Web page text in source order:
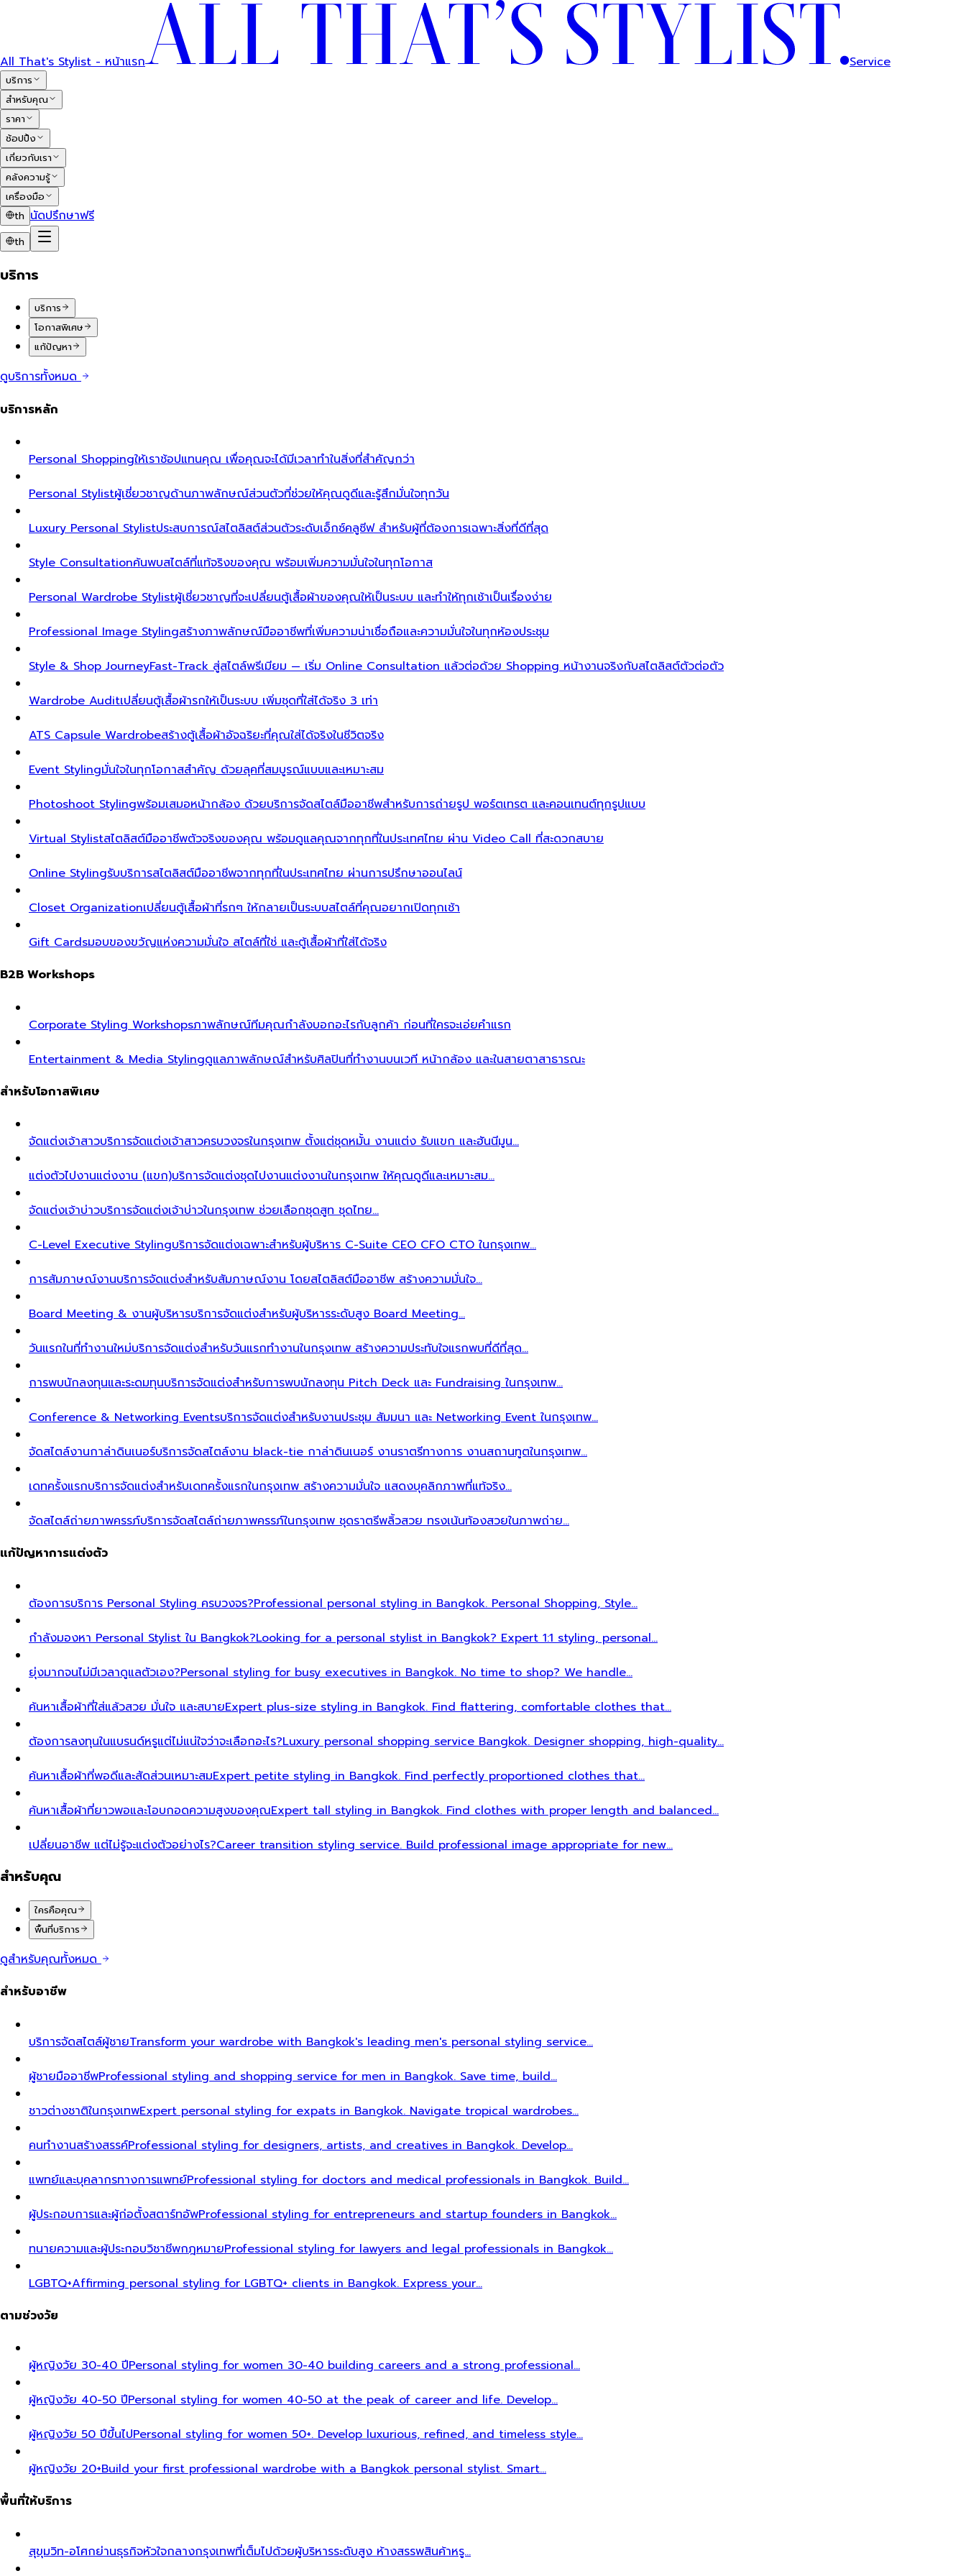
All That's Stylist - หน้าแรก Service
บริการ
สำหรับคุณ
ราคา
ช้อปปิ้ง
เกี่ยวกับเรา
คลังความรู้
เครื่องมือ
th นัดปรึกษาฟรี
th
บริการ
บริการ
โอกาสพิเศษ
แก้ปัญหา
ดูบริการทั้งหมด
บริการหลัก
Personal Shoppingให้เราช้อปแทนคุณ เพื่อคุณจะได้มีเวลาทำในสิ่งที่สำคัญกว่า
Personal Stylistผู้เชี่ยวชาญด้านภาพลักษณ์ส่วนตัวที่ช่วยให้คุณดูดีและรู้สึกมั่นใจทุกวัน
Luxury Personal Stylistประสบการณ์สไตลิสต์ส่วนตัวระดับเอ็กซ์คลูซีฟ สำหรับผู้ที่ต้องการเฉพาะสิ่งที่ดีที่สุด
Style Consultationค้นพบสไตล์ที่แท้จริงของคุณ พร้อมเพิ่มความมั่นใจในทุกโอกาส
Personal Wardrobe Stylistผู้เชี่ยวชาญที่จะเปลี่ยนตู้เสื้อผ้าของคุณให้เป็นระบบ และทำให้ทุกเช้าเป็นเรื่องง่าย
Professional Image Stylingสร้างภาพลักษณ์มืออาชีพที่เพิ่มความน่าเชื่อถือและความมั่นใจในทุกห้องประชุม
Style & Shop JourneyFast-Track สู่สไตล์พรีเมียม — เริ่ม Online Consultation แล้วต่อด้วย Shopping หน้างานจริงกับสไตลิสต์ตัวต่อตัว
Wardrobe Auditเปลี่ยนตู้เสื้อผ้ารกให้เป็นระบบ เพิ่มชุดที่ใส่ได้จริง 3 เท่า
ATS Capsule Wardrobeสร้างตู้เสื้อผ้าอัจฉริยะที่คุณใส่ได้จริงในชีวิตจริง
Event Stylingมั่นใจในทุกโอกาสสำคัญ ด้วยลุคที่สมบูรณ์แบบและเหมาะสม
Photoshoot Stylingพร้อมเสมอหน้ากล้อง ด้วยบริการจัดสไตล์มืออาชีพสำหรับการถ่ายรูป พอร์ตเทรต และคอนเทนต์ทุกรูปแบบ
Virtual Stylistสไตลิสต์มืออาชีพตัวจริงของคุณ พร้อมดูแลคุณจากทุกที่ในประเทศไทย ผ่าน Video Call ที่สะดวกสบาย
Online Stylingรับบริการสไตลิสต์มืออาชีพจากทุกที่ในประเทศไทย ผ่านการปรึกษาออนไลน์
Closet Organizationเปลี่ยนตู้เสื้อผ้าที่รกๆ ให้กลายเป็นระบบสไตล์ที่คุณอยากเปิดทุกเช้า
Gift Cardsมอบของขวัญแห่งความมั่นใจ สไตล์ที่ใช่ และตู้เสื้อผ้าที่ใส่ได้จริง
B2B Workshops
Corporate Styling Workshopsภาพลักษณ์ทีมคุณกำลังบอกอะไรกับลูกค้า ก่อนที่ใครจะเอ่ยคำแรก
Entertainment & Media Stylingดูแลภาพลักษณ์สำหรับศิลปินที่ทำงานบนเวที หน้ากล้อง และในสายตาสาธารณะ
สำหรับโอกาสพิเศษ
จัดแต่งเจ้าสาวบริการจัดแต่งเจ้าสาวครบวงจรในกรุงเทพ ตั้งแต่ชุดหมั้น งานแต่ง รับแขก และฮันนีมูน…
แต่งตัวไปงานแต่งงาน (แขก)บริการจัดแต่งชุดไปงานแต่งงานในกรุงเทพ ให้คุณดูดีและเหมาะสม…
จัดแต่งเจ้าบ่าวบริการจัดแต่งเจ้าบ่าวในกรุงเทพ ช่วยเลือกชุดสูท ชุดไทย…
C-Level Executive Stylingบริการจัดแต่งเฉพาะสำหรับผู้บริหาร C-Suite CEO CFO CTO ในกรุงเทพ…
การสัมภาษณ์งานบริการจัดแต่งสำหรับสัมภาษณ์งาน โดยสไตลิสต์มืออาชีพ สร้างความมั่นใจ…
Board Meeting & งานผู้บริหารบริการจัดแต่งสำหรับผู้บริหารระดับสูง Board Meeting…
วันแรกในที่ทำงานใหม่บริการจัดแต่งสำหรับวันแรกทำงานในกรุงเทพ สร้างความประทับใจแรกพบที่ดีที่สุด…
การพบนักลงทุนและระดมทุนบริการจัดแต่งสำหรับการพบนักลงทุน Pitch Deck และ Fundraising ในกรุงเทพ…
Conference & Networking Eventsบริการจัดแต่งสำหรับงานประชุม สัมมนา และ Networking Event ในกรุงเทพ…
จัดสไตล์งานกาล่าดินเนอร์บริการจัดสไตล์งาน black-tie กาล่าดินเนอร์ งานราตรีทางการ งานสถานทูตในกรุงเทพ…
เดทครั้งแรกบริการจัดแต่งสำหรับเดทครั้งแรกในกรุงเทพ สร้างความมั่นใจ แสดงบุคลิกภาพที่แท้จริง…
จัดสไตล์ถ่ายภาพครรภ์บริการจัดสไตล์ถ่ายภาพครรภ์ในกรุงเทพ ชุดราตรีพลิ้วสวย ทรงเน้นท้องสวยในภาพถ่าย…
แก้ปัญหาการแต่งตัว
ต้องการบริการ Personal Styling ครบวงจร?Professional personal styling in Bangkok. Personal Shopping, Style…
กำลังมองหา Personal Stylist ใน Bangkok?Looking for a personal stylist in Bangkok? Expert 1:1 styling, personal…
ยุ่งมากจนไม่มีเวลาดูแลตัวเอง?Personal styling for busy executives in Bangkok. No time to shop? We handle…
ค้นหาเสื้อผ้าที่ใส่แล้วสวย มั่นใจ และสบายExpert plus-size styling in Bangkok. Find flattering, comfortable clothes that…
ต้องการลงทุนในแบรนด์หรูแต่ไม่แน่ใจว่าจะเลือกอะไร?Luxury personal shopping service Bangkok. Designer shopping, high-quality…
ค้นหาเสื้อผ้าที่พอดีและสัดส่วนเหมาะสมExpert petite styling in Bangkok. Find perfectly proportioned clothes that…
ค้นหาเสื้อผ้าที่ยาวพอและโอบกอดความสูงของคุณExpert tall styling in Bangkok. Find clothes with proper length and balanced…
เปลี่ยนอาชีพ แต่ไม่รู้จะแต่งตัวอย่างไร?Career transition styling service. Build professional image appropriate for new…
สำหรับคุณ
ใครคือคุณ
พื้นที่บริการ
ดูสำหรับคุณทั้งหมด
สำหรับอาชีพ
บริการจัดสไตล์ผู้ชายTransform your wardrobe with Bangkok's leading men's personal styling service…
ผู้ชายมืออาชีพProfessional styling and shopping service for men in Bangkok. Save time, build…
ชาวต่างชาติในกรุงเทพExpert personal styling for expats in Bangkok. Navigate tropical wardrobes…
คนทำงานสร้างสรรค์Professional styling for designers, artists, and creatives in Bangkok. Develop…
แพทย์และบุคลากรทางการแพทย์Professional styling for doctors and medical professionals in Bangkok. Build…
ผู้ประกอบการและผู้ก่อตั้งสตาร์ทอัพProfessional styling for entrepreneurs and startup founders in Bangkok…
ทนายความและผู้ประกอบวิชาชีพกฎหมายProfessional styling for lawyers and legal professionals in Bangkok…
LGBTQ+Affirming personal styling for LGBTQ+ clients in Bangkok. Express your…
ตามช่วงวัย
ผู้หญิงวัย 30-40 ปีPersonal styling for women 30-40 building careers and a strong professional…
ผู้หญิงวัย 40-50 ปีPersonal styling for women 40-50 at the peak of career and life. Develop…
ผู้หญิงวัย 50 ปีขึ้นไปPersonal styling for women 50+. Develop luxurious, refined, and timeless style…
ผู้หญิงวัย 20+Build your first professional wardrobe with a Bangkok personal stylist. Smart…
พื้นที่ให้บริการ
สุขุมวิท-อโศกย่านธุรกิจหัวใจกลางกรุงเทพที่เต็มไปด้วยผู้บริหารระดับสูง ห้างสรรพสินค้าหรู…